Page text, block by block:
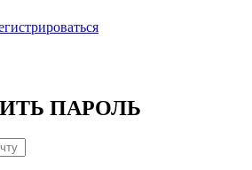
ПАРОЛЬ